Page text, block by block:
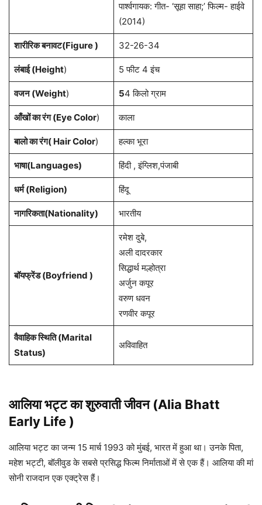
पार्श्वगायक: गीत- ‘सूहा साहा;’ फिल्म- हाईवे
(2014)
शारीरिक बनावट(Figure ) 32-26-34
लंबाई (Height) 5 फीट 4 इंच
वजन (Weight) 54 किलो ग्राम
आँखों का रंग (Eye Color) काला
बालो का रंग( Hair Color) हल्का भूरा
भाषा(Languages) हिंदी , इंग्लिश,पंजाबी
धर्म (Religion) हिंदू
नागरिकता(Nationality) भारतीय
बॉयफ्रेंड (Boyfriend )
रमेश दुबे,
अली दादरकार
सिद्धार्थ मल्होत्रा
अर्जुन कपूर
वरुण धवन
रणवीर कपूर
वैवाहिक स्थिति (Marital
Status)
अविवाहित
आलिया भट्टका शुरुवाती जीवन (Alia Bhatt
Early Life )
आलिया भट्ट का जन्म 15 मार्च 1993 को मुंबई, भारत में हुआ था। उनके पिता,
महेश भट्टी, बॉलीवुड के सबसे प्रसिद्ध फिल्म निर्माताओं में से एक हैं। आलिया की मां
सोनी राजदान एक एक्ट्रेस हैं।